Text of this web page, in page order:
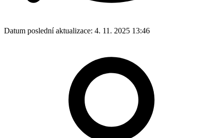
Datum poslední aktualizace: 4. 11. 2025 13:46